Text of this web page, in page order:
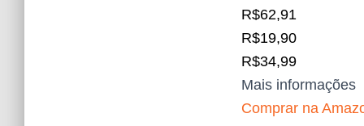
R$62,91
R$19,90
R$34,99
Mais informações
Comprar na